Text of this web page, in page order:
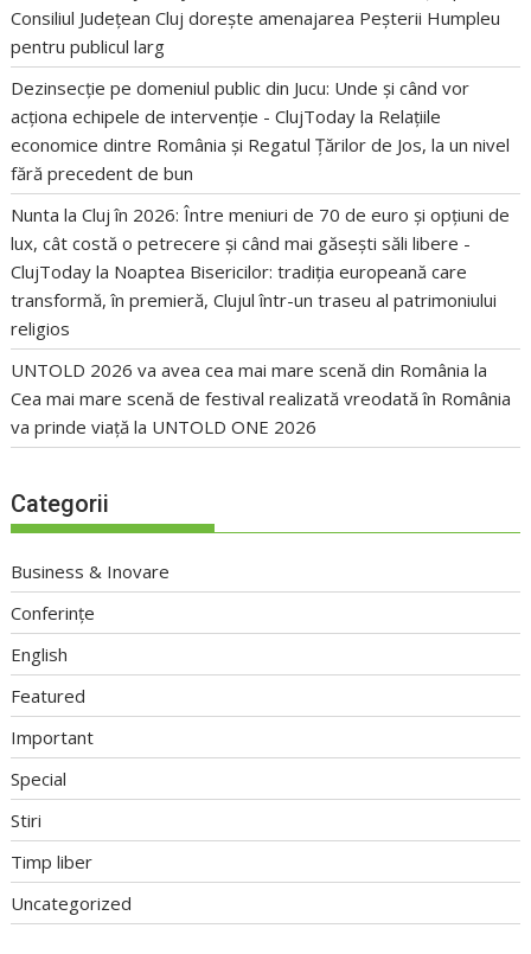
Consiliul Județean Cluj dorește amenajarea Peșterii Humpleu
pentru publicul larg
Dezinsecție pe domeniul public din Jucu: Unde și când vor
acționa echipele de intervenție - ClujToday la Relațiile
economice dintre România și Regatul Țărilor de Jos, la un nivel
fără precedent de bun
Nunta la Cluj în 2026: Între meniuri de 70 de euro și opțiuni de
lux, cât costă o petrecere și când mai găsești săli libere -
ClujToday la Noaptea Bisericilor: tradiția europeană care
transformă, în premieră, Clujul într-un traseu al patrimoniului
religios
UNTOLD 2026 va avea cea mai mare scenă din România la
Cea mai mare scenă de festival realizată vreodată în România
va prinde viață la UNTOLD ONE 2026
Categorii
Business & Inovare
Conferințe
English
Featured
Important
Special
Stiri
Timp liber
Uncategorized